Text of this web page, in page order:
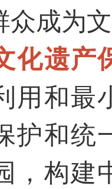
众成为
化遗产
用和最
护和统
，构建